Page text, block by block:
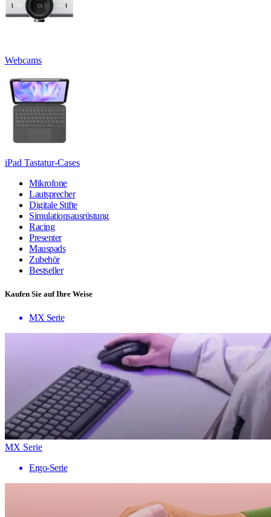
Webcams
iPad Tastatur-Cases
Mikrofone
Lautsprecher
Digitale Stifte
Simulationsausrüstung
Racing
Presenter
Mauspads
Zubehör
Bestseller
Kaufen Sie auf Ihre Weise
MX Serie
MX Serie
Ergo-Serie